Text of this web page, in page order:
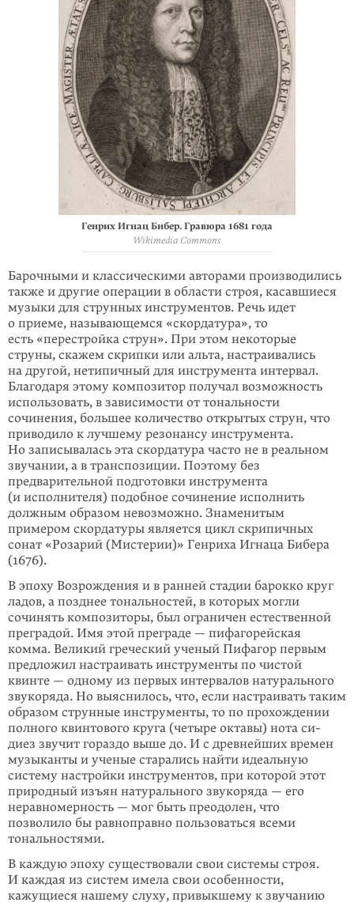
Генрих Игнац Бибер. Гравюра 1681 года
Wikimedia Commons
Барочными и классическими авторами производились
также и другие опера­ции в области строя, касавшиеся
музыки для струнных инструментов. Речь идет
о приеме, называющемся «скордатура», то
есть «перестройка струн». При этом некоторые
струны, скажем скрипки или альта, настраи­вались
на другой, нетипичный для инструмента интервал.
Благодаря этому композитор получал возмож­ность
использовать, в зависимости от тональности
сочинения, большее количество открытых струн, что
приводило к лучшему резонансу инструмента.
Но записывалась эта скордатура часто не в реальном
звучании, а в транспозиции. Поэтому без
предварительной подготовки инструмента
(и исполнителя) подобное сочинение исполнить
должным образом невозможно. Знаменитым
примером скордатуры является цикл скрипичных
сонат «Розарий (Мистерии)» Генриха Игнаца Бибера
(1676).
В эпоху Возрождения и в ранней стадии барокко круг
ладов, а позднее тональностей, в которых могли
сочинять композиторы, был ограничен естественной
преградой. Имя этой преграде — пифагорейская
комма. Великий греческий ученый Пифагор первым
предложил настраивать инструменты по чистой
квинте — одному из первых интервалов натурального
звукоряда. Но выяснилось, что, если настраивать таким
образом струнные инструменты, то по прохождении
полного квинтового круга (четыре октавы) нота си-
диез звучит гораздо выше до. И с древнейших времен
музыканты и ученые старались найти идеальную
систему настройки инструментов, при которой этот
природный изъян натурального звукоряда — его
неравномерность — мог быть преодолен, что
позволило бы равноправно пользоваться всеми
тональностями.
В каждую эпоху существовали свои системы строя.
И каждая из систем имела свои особенности,
кажущиеся нашему слуху, привыкшему к звучанию